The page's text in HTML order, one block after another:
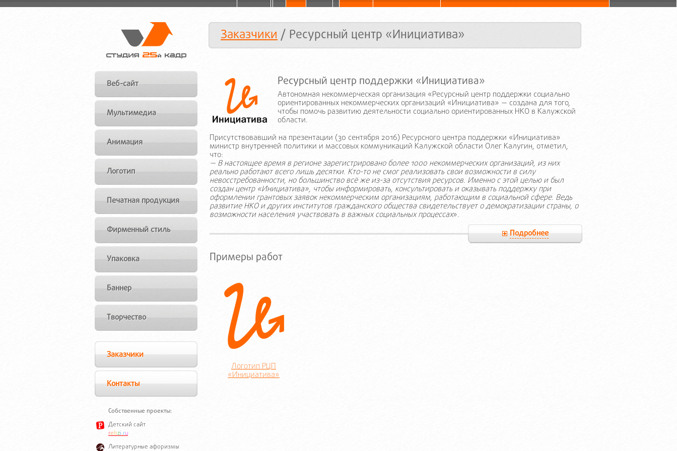
Заказчики/ Ресурсный центр «Инициатива»
Веб-сайт
Мультимедиа
Анимация
Логотип
Печатная продукция
Фирменный стиль
Упаковка
Баннер
Творчество
Заказчики
Контакты
Собственные проекты:
Детский сайт
rebzi.ru
Литературные афоризмы
Ресурсный центр поддержки «Инициатива»
Автономная некоммерческая организация «Ресурсный центр поддержки социально
ориентированных некоммерческих организаций «Инициатива» — создана для того,
чтобы помочь развитию деятельности социально ориентированных НКО в Калужской
области.
Присутствовавший на презентации (30 сентября 2016) Ресурсного центра поддержки «Инициатива»
министр внутренней политики и массовых коммуникаций Калужской области Олег Калугин, отметил,
что:
— В настоящее время в регионе зарегистрировано более 1000 некоммерческих организаций, из них
реально работают всего лишь десятки. Кто-то не смог реализовать свои возможности в силу
невосстребованности, но большинство всё же из-за отсутствия ресурсов. Именно с этой целью и был
создан центр «Инициатива», чтобы информировать, консультировать и оказывать поддержку при
оформлении грантовых заявок некоммерческим организациям, работающим в социальной сфере. Ведь
развитие НКО и других институтов гражданского общества свидетельствует о демократизации страны, о
возможности населения участвовать в важных социальных процессах».
Подробнее
Примеры работ
Логотип РЦП
«Инициатива»